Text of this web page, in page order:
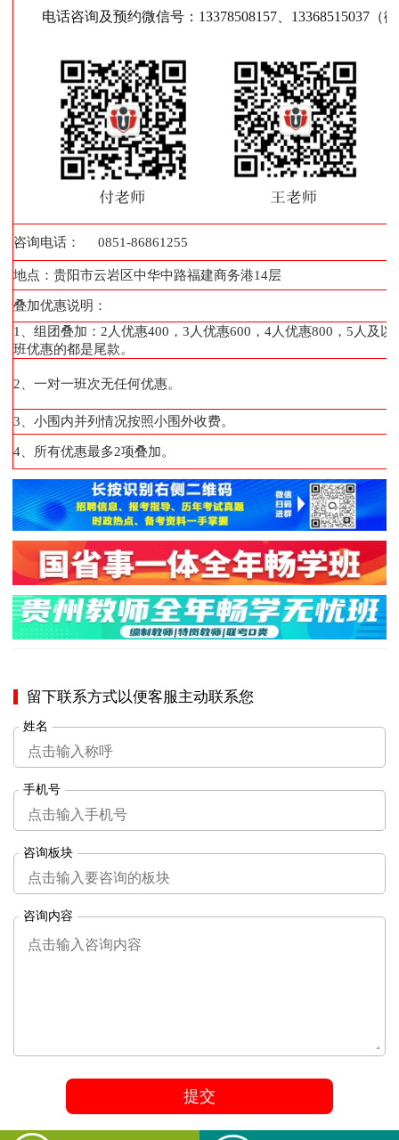
电话咨询及预约微信号：13378508157、13368515037（
咨询电话： 0851-86861255
地点：贵阳市云岩区中华中路福建商务港14层
叠加优惠说明：
1、组团叠加：2人优惠400，3人优惠600，4人优惠800，5人及
班优惠的都是尾款。
2、一对一班次无任何优惠。
3、小围内并列情况按照小围外收费。
4、所有优惠最多2项叠加。
留下联系方式以便客服主动联系您
姓名
手机号
咨询板块
咨询内容
提交